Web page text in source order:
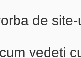
de site-
vedeti